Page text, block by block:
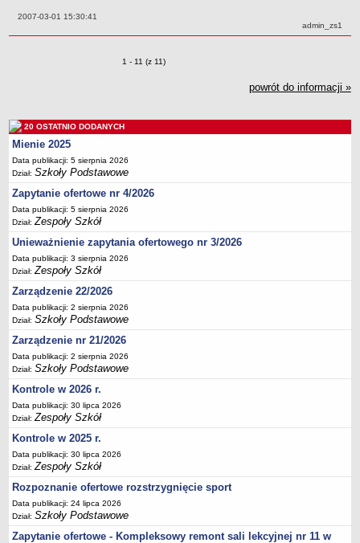
Zarządzenia
Kontrole
PONOWNE WYKORZYSTYWANIE
Sprawozdania
Deklaracja dostępności
DEKLARACJA DOSTĘPNOŚCI
OŚWIADCZENIA MAJĄTKOWE
PONOWNE WYKORZYSTYWANIE
UDOSTĘPNIANIE INFORMACJI PUBLICZNEJ
OCHRONA DANYCH OSOBOWYCH
Data:
2007-03-01 15:30:41
Autor:
admin_zs1
Zmiany o pozycjach
1 - 11 (z 11)
powrót do informacji »
20 OSTATNIO DODANYCH
Mienie 2025
Data publikacji: 5 sierpnia 2026
Dział:Szkoły Podstawowe
Zapytanie ofertowe nr 4/2026
Data publikacji: 5 sierpnia 2026
Dział:Zespoły Szkół
Unieważnienie zapytania ofertowego nr 3/2026
Data publikacji: 3 sierpnia 2026
Dział:Zespoły Szkół
Zarządzenie 22/2026
Data publikacji: 2 sierpnia 2026
Dział:Szkoły Podstawowe
Zarządzenie nr 21/2026
Data publikacji: 2 sierpnia 2026
Dział:Szkoły Podstawowe
Kontrole w 2026 r.
Data publikacji: 30 lipca 2026
Dział:Zespoły Szkół
Kontrole w 2025 r.
Data publikacji: 30 lipca 2026
Dział:Zespoły Szkół
Rozpoznanie ofertowe rozstrzygnięcie sport
Data publikacji: 24 lipca 2026
Dział:Szkoły Podstawowe
Zapytanie ofertowe - Kompleksowy remont sali lekcyjnej nr 11 w